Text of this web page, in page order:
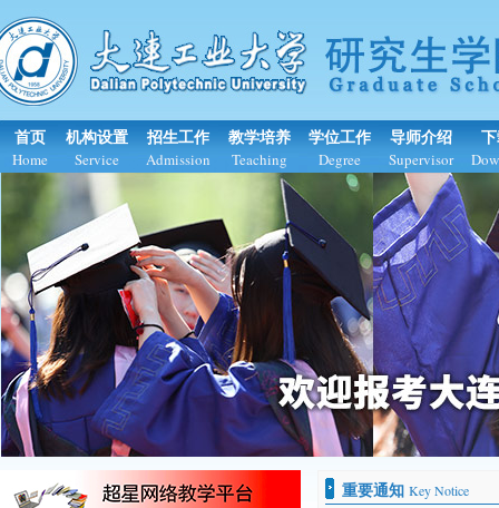
首页
Home
机构设置
Service
招生工作
Admission
教学培养
Teaching
学位工作
Degree
导师介绍
Supervisor
重要通知 Key Notice